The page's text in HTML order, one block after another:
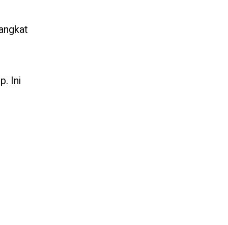
Ini